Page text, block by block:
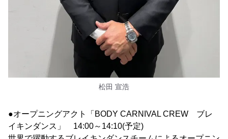
松田 宣浩
●オープニングアクト「BODY CARNIVAL CREW ブレ
イキンダンス」 14:00～14:10(予定)